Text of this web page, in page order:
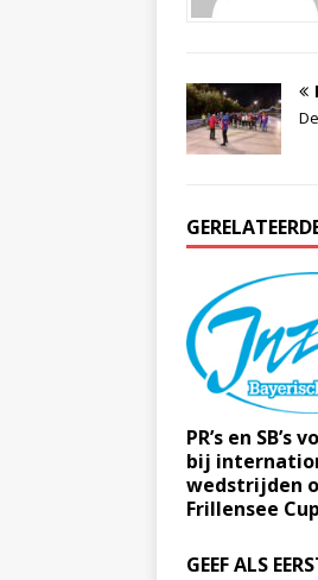
PR’s en SB’s
bij
wedstrijden
Frillensee
GEEF ALS